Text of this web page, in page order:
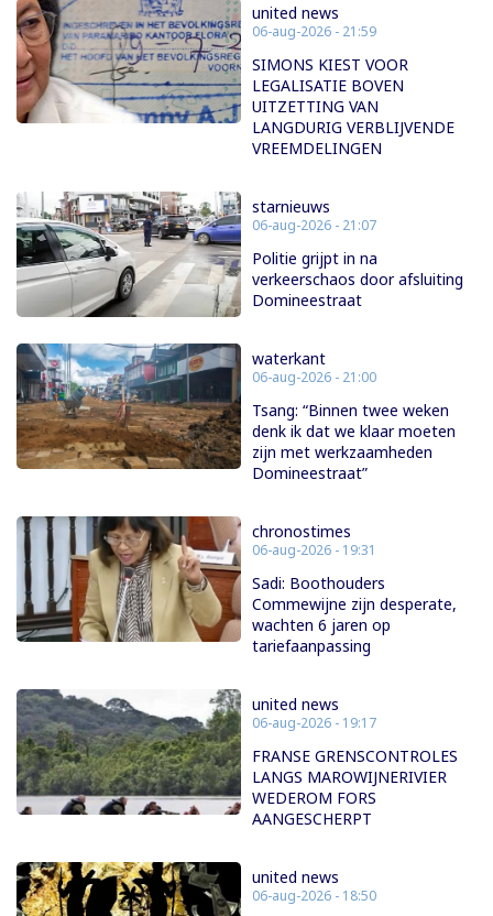
united news
06-aug-2026 - 21:59
SIMONS KIEST VOOR
LEGALISATIE BOVEN
UITZETTING VAN
LANGDURIG VERBLIJVENDE
VREEMDELINGEN
starnieuws
06-aug-2026 - 21:07
Politie grijpt in na
verkeerschaos door afsluiting
Domineestraat
waterkant
06-aug-2026 - 21:00
Tsang: “Binnen twee weken
denk ik dat we klaar moeten
zijn met werkzaamheden
Domineestraat”
chronostimes
06-aug-2026 - 19:31
Sadi: Boothouders
Commewijne zijn desperate,
wachten 6 jaren op
tariefaanpassing
united news
06-aug-2026 - 19:17
FRANSE GRENSCONTROLES
LANGS MAROWIJNERIVIER
WEDEROM FORS
AANGESCHERPT
united news
06-aug-2026 - 18:50